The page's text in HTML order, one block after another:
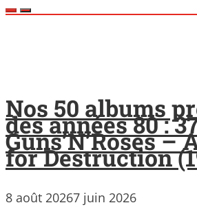
Nos 50 albums
des années 80 :
Guns’N’Roses –
for Destruction
8 août 20267 juin 2026